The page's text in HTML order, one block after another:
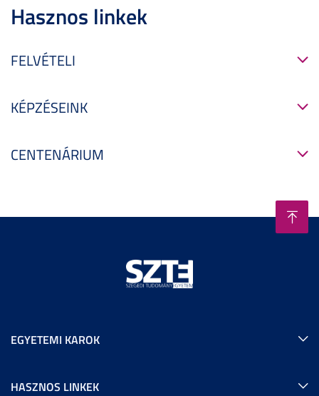
Hasznos linkek
FELVÉTELI
KÉPZÉSEINK
CENTENÁRIUM
EGYETEMI KAROK
HASZNOS LINKEK